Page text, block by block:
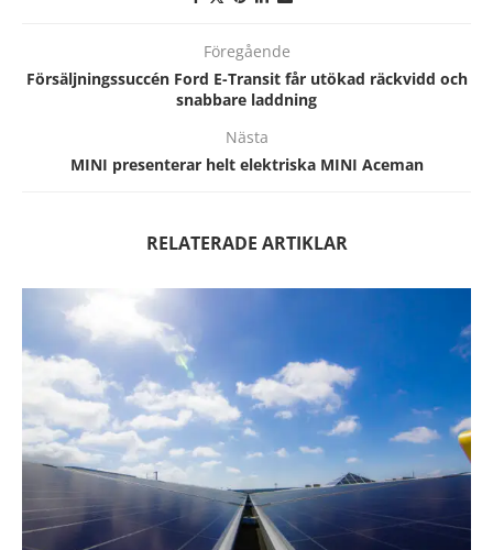
Föregående
Försäljningssuccén Ford E-Transit får utökad räckvidd och
snabbare laddning
Nästa
MINI presenterar helt elektriska MINI Aceman
RELATERADE ARTIKLAR